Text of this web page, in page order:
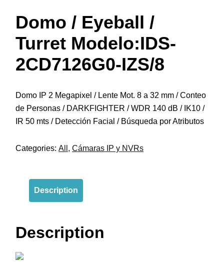
Domo / Eyeball /
Turret Modelo:IDS-
2CD7126G0-IZS/8
Domo IP 2 Megapixel / Lente Mot. 8 a 32 mm / Conteo
de Personas / DARKFIGHTER / WDR 140 dB / IK10 /
IR 50 mts / Detección Facial / Búsqueda por Atributos
Categories: All , Cámaras IP y NVRs
Description
Description